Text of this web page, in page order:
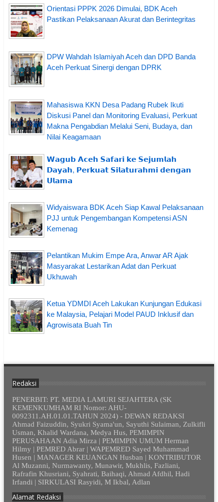
Orientasi PPPK 2026 Dimulai, BDK Aceh
Pastikan Pelaksanaan Akurat dan Berintegritas
DPW Wahdah Islamiyah Aceh dan DPD Banda
Aceh Perkuat Sinergi dengan DPRK
Mahasiswa KKN Desa Padang Rubek Ikuti
Diskusi Panel dan Monitoring Evaluasi, Perkuat
Makna Pengabdian Melalui Seni, Budaya, dan
Nilai Keagamaan
𝗪𝗮𝗴𝘂𝗯 𝗔𝗰𝗲𝗵 𝗦𝗮𝗳𝗮𝗿𝗶 𝗸𝗲 𝗦𝗲𝗷𝘂𝗺𝗹𝗮𝗵
𝗗𝗮𝘆𝗮𝗵, 𝗣𝗲𝗿𝗸𝘂𝗮𝘁 𝗦𝗶𝗹𝗮𝘁𝘂𝗿𝗮𝗵𝗺𝗶 𝗱𝗲𝗻𝗴𝗮𝗻
𝗨𝗹𝗮𝗺𝗮
Widyaiswara BDK Aceh Siap Kawal Pelaksanaan
PJJ untuk Pengembangan Kompetensi ASN
Kemenag
Pelantikan Mukim Empe Ara, Anwar AR Ajak
Masyarakat Lestarikan Adat dan Perkuat
Ukhuwah
Ketua YDMDI Aceh Lakukan Kunjungan Edukasi
ke Malaysia, Pelajari Model PAUD Inklusif dan
Agrowisata Buah Tin
Redaksi
PENERBIT: PT. MEDIA LAMURI SEJAHTERA (SK
KEMENKUMHAM RI Nomor: AHU-
0092311.AH.01.01.TAHUN 2024) - DEWAN REDAKSI
Ahmad Faizuddin, Syukri Syama'un, Sayuthi Sulaiman, Zulkifli
Usman, Khalid Wardana, Medya Hus, PEMIMPIN
PERUSAHAAN Adia Mirza | PEMIMPIN UMUM Herman
Hilmy | PEMRED Abrar | WAPEMRED Sayed Muhammad
Husen | MANAGER KEUANGAN Husban | KONTRIBUTOR
Al Muzanni, Nurmawanty, Munawir, Mukhlis, Fazliani,
Rafrafin Khusriani, Syahrati, Baihaqi, Ahmad Afdhil, Hadi
Irfandi | SIRKULASI Rasyidi, M Ikbal, Adlan
Alamat Redaksi